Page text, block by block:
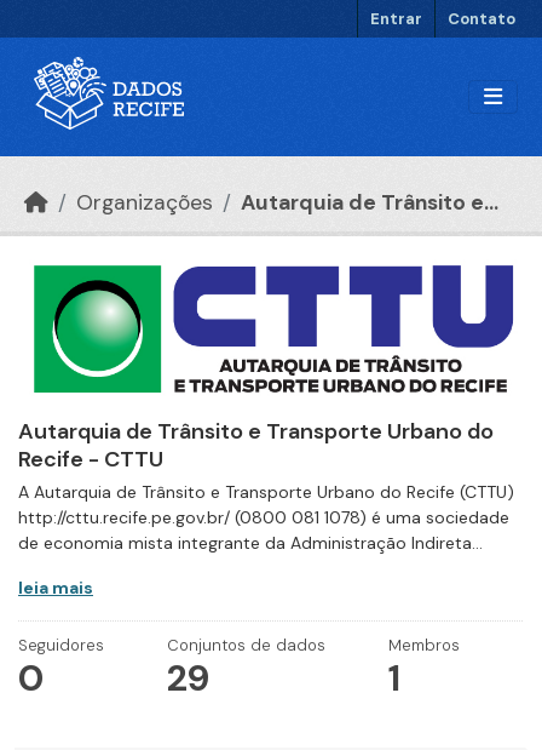
Entrar Contato
Organizações Autarquia de Trânsito e...
Autarquia de Trânsito e Transporte Urbano do
Recife - CTTU
A Autarquia de Trânsito e Transporte Urbano do Recife (CTTU)
http://cttu.recife.pe.gov.br/ (0800 081 1078) é uma sociedade
de economia mista integrante da Administração Indireta...
leia mais
Seguidores
0
Conjuntos de dados
29
Membros
1